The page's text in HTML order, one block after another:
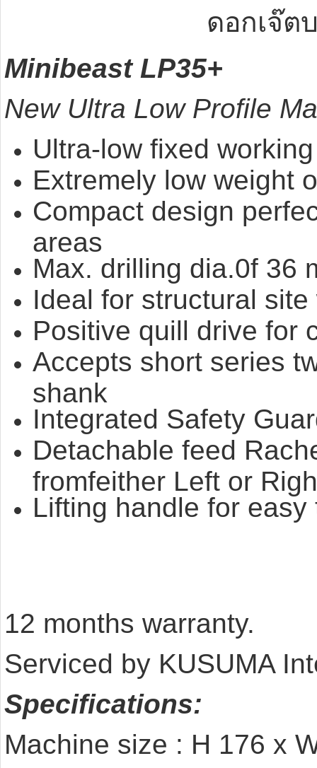
ดอกเจ๊ตบอส
Minibeast LP35+
New Ultra Low Profile
Ultra-low fixed
Extremely low weight
Compact design
areas
Max. drilling dia.0f 36
Ideal for structural site
Positive quill drive for
Accepts short series
shank
Integrated Safety
Detachable feed
fromfeither Left or
Lifting handle for
12 months warranty.
Serviced by KUSUMA
Specifications:
Machine size : H 176 x